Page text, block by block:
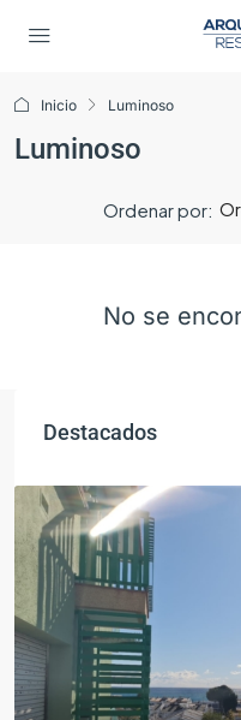
Inicio Luminoso
Luminoso
Ordenar por:
No se
Destacados